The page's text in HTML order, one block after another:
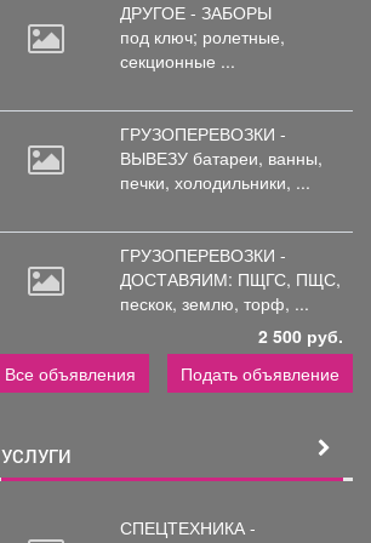
ДРУГОЕ - ЗАБОРЫ
под ключ; ролетные,
секционные ...
ГРУЗОПЕРЕВОЗКИ -
ВЫВЕЗУ батареи, ванны,
печки, холодильники, ...
ГРУЗОПЕРЕВОЗКИ -
ДОСТАВЯИМ: ПЩГС, ПЩС,
пескок, землю, торф, ...
2 500 руб.
Все объявления
Подать объявление
УСЛУГИ
СПЕЦТЕХНИКА -